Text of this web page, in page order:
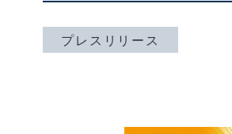
プレスリリース